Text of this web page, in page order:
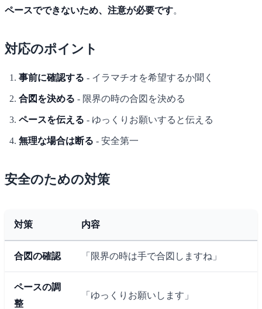
ペースでできないため、注意が必要です。
対応のポイント
事前に確認する - イラマチオを希望するか聞く
合図を決める - 限界の時の合図を決める
ペースを伝える - ゆっくりお願いすると伝える
無理な場合は断る - 安全第一
安全のための対策
対策 内容
合図の確認 「限界の時は手で合図しますね」
ペースの調
整
「ゆっくりお願いします」